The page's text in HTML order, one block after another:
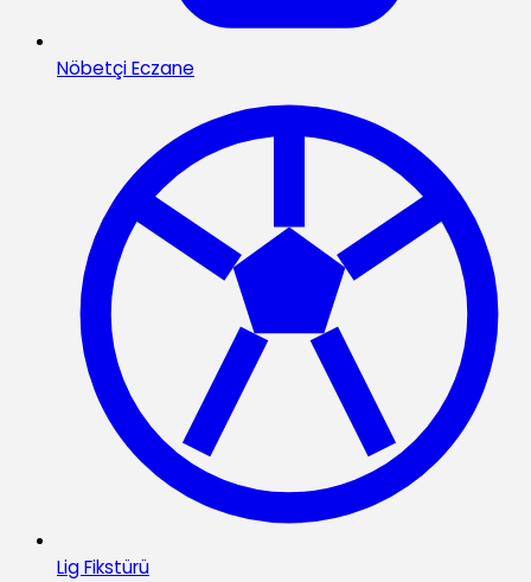
Nöbetçi Eczane
Lig Fikstürü